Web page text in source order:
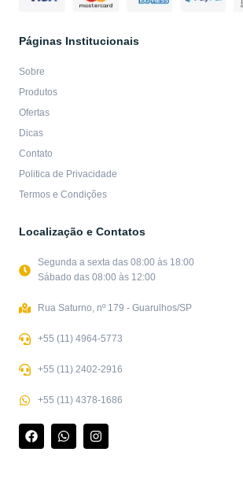
Páginas Institucionais
Sobre
Produtos
Ofertas
Dicas
Contato
Politica de Privacidade
Termos e Condições
Localização e Contatos
Segunda a sexta das 08:00 às 18:00
Sábado das 08:00 às 12:00
Rua Saturno, nº 179 - Guarulhos/SP
+55 (11) 4964-5773
+55 (11) 2402-2916
+55 (11) 4378-1686